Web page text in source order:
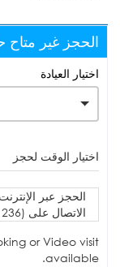
الحجز غير متاح
اختيار العيادة
اختيار الوقت لحجز
الحجز عبر
الاتصال على (3711236) لتحديد موعد!
or Video visit
available.